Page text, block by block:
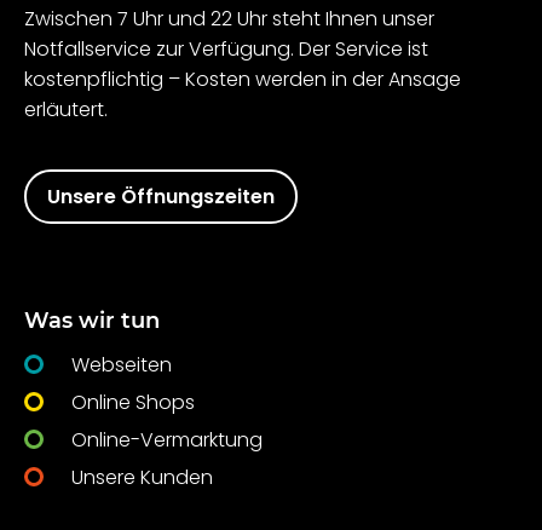
Zwischen 7 Uhr und 22 Uhr steht Ihnen unser
Notfallservice zur Verfügung. Der Service ist
kostenpflichtig – Kosten werden in der Ansage
erläutert.
Unsere Öffnungszeiten
Was wir tun
Webseiten
Online Shops
Online-Vermarktung
Unsere Kunden